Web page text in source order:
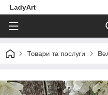
LadyArt
Товари та послуги